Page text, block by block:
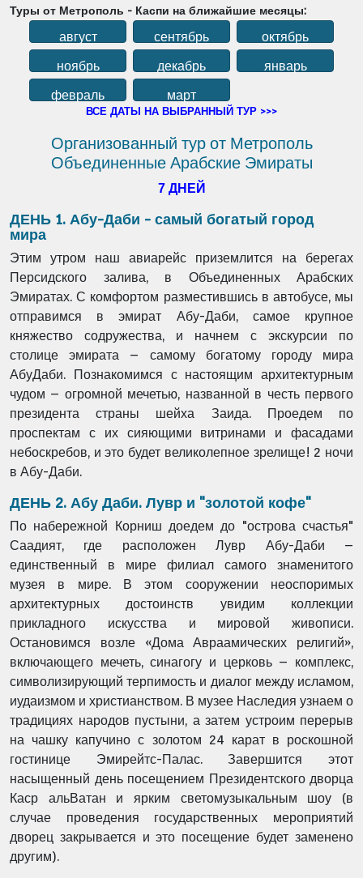
Туры от Метрополь - Каспи на ближайшие месяцы:
август сентябрь
октябрь
ноябрь
декабрь
январь
февраль
март
ВСЕ ДАТЫ НА ВЫБРАННЫЙ ТУР >>>
Организованный тур от Метрополь
Объединенные Арабские Эмираты
7 ДНЕЙ
ДЕНЬ 1. Абу-Даби - самый богатый город
мира
Этим утром наш авиарейс приземлится на берегах
Персидского залива, в Объединенных Арабских
Эмиратах. С комфортом разместившись в автобусе, мы
отправимся в эмират Абу-Даби, самое крупное
княжество содружества, и начнем с экскурсии по
столице эмирата – самому богатому городу мира
АбуДаби. Познакомимся с настоящим архитектурным
чудом – огромной мечетью, названной в честь первого
президента страны шейха Заида. Проедем по
проспектам с их сияющими витринами и фасадами
небоскребов, и это будет великолепное зрелище! 2 ночи
в Абу-Даби.
ДЕНЬ 2. Абу Даби. Лувр и "золотой кофе"
По набережной Корниш доедем до "острова счастья"
Саадият, где расположен Лувр Абу-Даби –
единственный в мире филиал самого знаменитого
музея в мире. В этом сооружении неоспоримых
архитектурных достоинств увидим коллекции
прикладного искусства и мировой живописи.
Остановимся возле «Дома Авраамических религий»,
включающего мечеть, синагогу и церковь – комплекс,
символизирующий терпимость и диалог между исламом,
иудаизмом и христианством. В музее Наследия узнаем о
традициях народов пустыни, а затем устроим перерыв
на чашку капучино с золотом 24 карат в роскошной
гостинице Эмирейтс-Палас. Завершится этот
насыщенный день посещением Президентского дворца
Каср альВатан и ярким светомузыкальным шоу (в
случае проведения государственных мероприятий
дворец закрывается и это посещение будет заменено
другим).